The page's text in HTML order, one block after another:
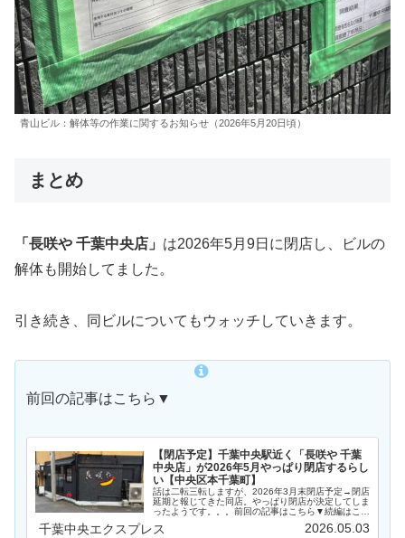
青山ビル：解体等の作業に関するお知らせ（2026年5月20日頃）
まとめ
「長咲や 千葉中央店」 は2026年5月9日に閉店し、ビルの
解体も開始してました。
引き続き、同ビルについてもウォッチしていきます。
前回の記事はこちら▼
【閉店予定】千葉中央駅近く「長咲や 千葉
中央店」が2026年5月やっぱり閉店するらし
い【中央区本千葉町】
話は二転三転しますが、2026年3月末閉店予定→閉店
延期と報じてきた同店。やっぱり閉店が決定してしま
ったようです。。。前回の記事はこちら▼続編はこち
葉中央駅から徒歩約3分、きぼーる通りから一本…
千葉中央エクスプレス 2026.05.03